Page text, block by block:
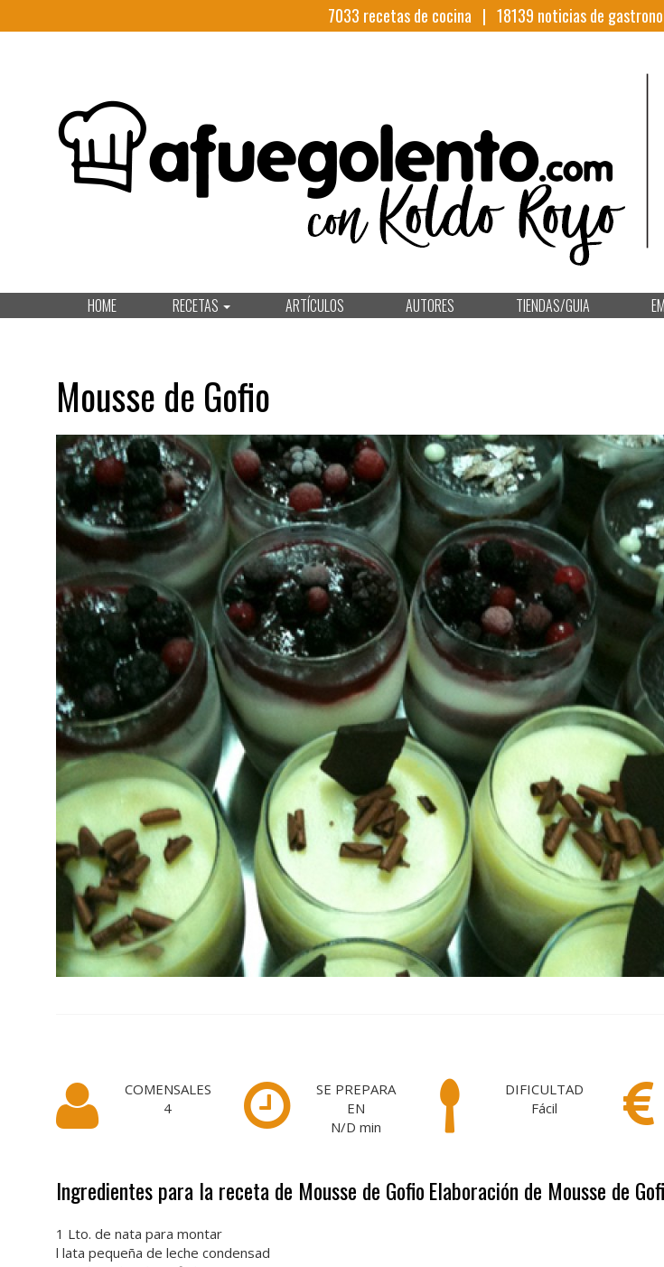
7033 recetas de cocina | 18139 noticias de
HOME RECETAS ARTÍCULOS AUTORES TIENDAS/GUIA
Mousse de Gofio
COMENSALES
4
SE PREPARA
EN
N/D min
DIFICULTAD
Fácil
Ingredientes para la receta de Mousse de GofioElaboración de Mousse de
1 Lto. de nata para montar
l lata pequeña de leche condensad